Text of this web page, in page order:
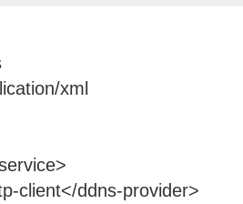
xml
client</ddns-provider>